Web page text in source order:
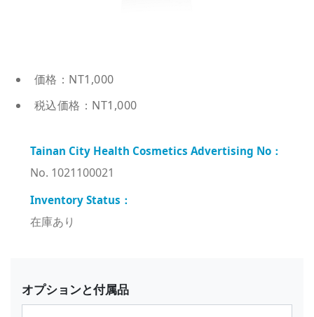
価格：NT1,000
税込価格：NT1,000
No. 1021100021
在庫あり
オプションと付属品